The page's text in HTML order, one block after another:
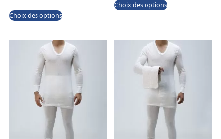
Choix des options
Choix des options